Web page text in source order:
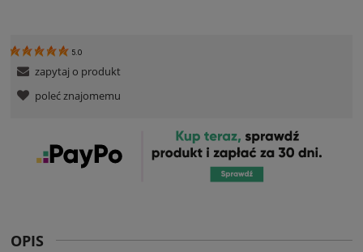
5.0
zapytaj o produkt
poleć znajomemu
OPIS